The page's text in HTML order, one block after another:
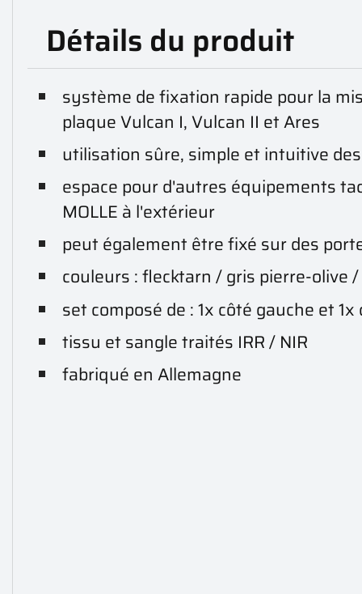
Détails du produit
système de fixation rapide pour la
plaque Vulcan I, Vulcan II et Ares
utilisation sûre, simple et intuitive
espace pour d'autres équipements
MOLLE à l'extérieur
peut également être fixé sur des
couleurs : flecktarn / gris pierre-olive
set composé de : 1x côté gauche et
tissu et sangle traités IRR / NIR
fabriqué en Allemagne